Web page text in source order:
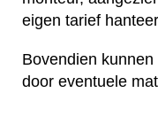
eigen tarief
Bovendien
door eventuele